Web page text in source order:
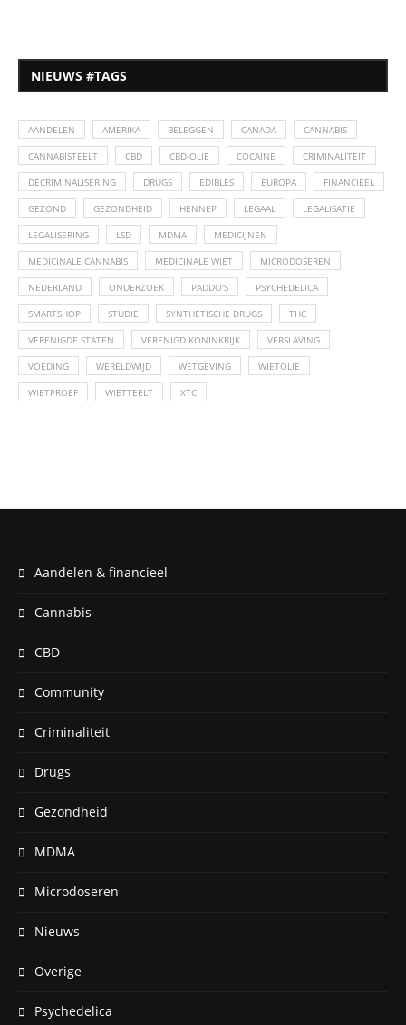
NIEUWS #TAGS
AANDELEN AMERIKA BELEGGEN CANADA CANNABIS
CANNABISTEELT CBD CBD-OLIE COCAINE CRIMINALITEIT
DECRIMINALISERING DRUGS EDIBLES EUROPA FINANCIEEL
GEZOND GEZONDHEID HENNEP LEGAAL LEGALISATIE
LEGALISERING LSD MDMA MEDICIJNEN
MEDICINALE CANNABIS MEDICINALE WIET MICRODOSEREN
NEDERLAND ONDERZOEK PADDO'S PSYCHEDELICA
SMARTSHOP STUDIE SYNTHETISCHE DRUGS THC
VERENIGDE STATEN VERENIGD KONINKRIJK VERSLAVING
VOEDING WERELDWIJD WETGEVING WIETOLIE
WIETPROEF WIETTEELT XTC
Aandelen & financieel
Cannabis
CBD
Community
Criminaliteit
Drugs
Gezondheid
MDMA
Microdoseren
Nieuws
Overige
Psychedelica